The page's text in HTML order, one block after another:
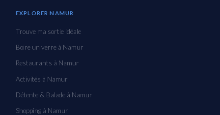
EXPLORER NAMUR
Trouve ma sortie idéale
Boire un verre à Namur
Restaurants à Namur
Activités à Namur
Détente & Balade à Namur
Shopping à Namur